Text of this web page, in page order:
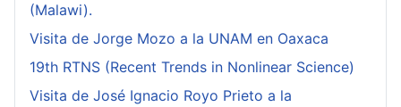
(Malawi).
Visita de Jorge Mozo a la UNAM en Oaxaca
19th RTNS (Recent Trends in Nonlinear Science)
Visita de José Ignacio Royo Prieto a la